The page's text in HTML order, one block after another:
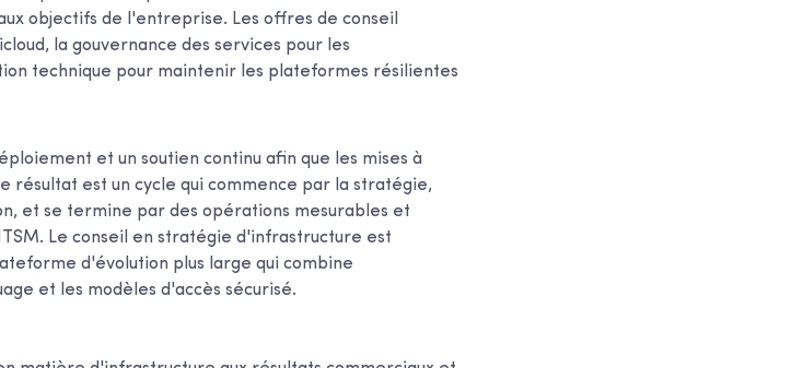
objectifs de l'entreprise. Les offres de conseil
la gouvernance des services pour les
technique pour maintenir les plateformes résilientes
et un soutien continu afin que les mises à
résultat est un cycle qui commence par la stratégie,
et se termine par des opérations mesurables et
Le conseil en stratégie d'infrastructure est
d'évolution plus large qui combine
et les modèles d'accès sécurisé.